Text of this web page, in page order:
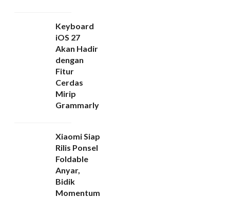
Keyboard
iOS 27
Akan Hadir
dengan
Fitur
Cerdas
Mirip
Grammarly
Xiaomi Siap
Rilis Ponsel
Foldable
Anyar,
Bidik
Momentum